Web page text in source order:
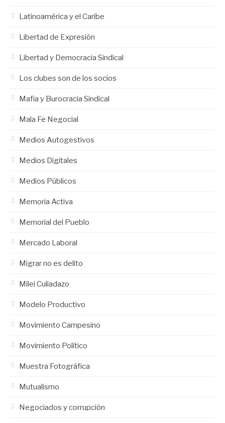
Latinoamérica y el Caribe
Libertad de Expresión
Libertad y Democracia Sindical
Los clubes son de los socios
Mafia y Burocracia Sindical
Mala Fe Negocial
Medios Autogestivos
Medios Digitales
Medios Públicos
Memoria Activa
Memorial del Pueblo
Mercado Laboral
Migrar no es delito
Milei Culiadazo
Modelo Productivo
Movimiento Campesino
Movimiento Político
Muestra Fotográfica
Mutualismo
Negociados y corrupción